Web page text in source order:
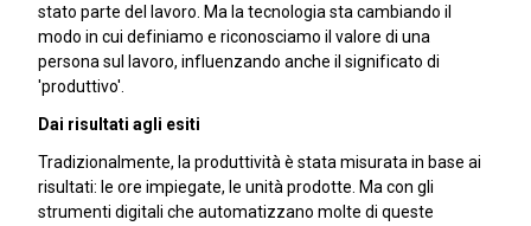
stato parte del lavoro. Ma la tecnologia sta cambiando il
modo in cui definiamo e riconosciamo il valore di una
persona sul lavoro, influenzando anche il significato di
'produttivo'.
Dai risultati agli esiti
Tradizionalmente, la produttività è stata misurata in base ai
risultati: le ore impiegate, le unità prodotte. Ma con gli
strumenti digitali che automatizzano molte di queste